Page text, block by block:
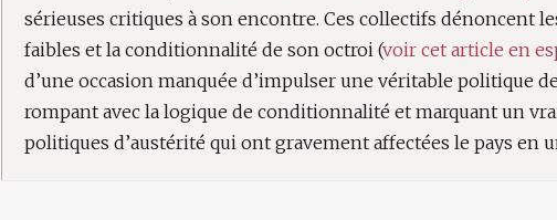
sérieuses critiques à son encontre. Ces collectifs dénoncent
faibles et la conditionnalité de son octroi (voir cet article en
d’une occasion manquée d’impulser une véritable politique
rompant avec la logique de conditionnalité et marquant un
politiques d’austérité qui ont gravement affectées le pays en